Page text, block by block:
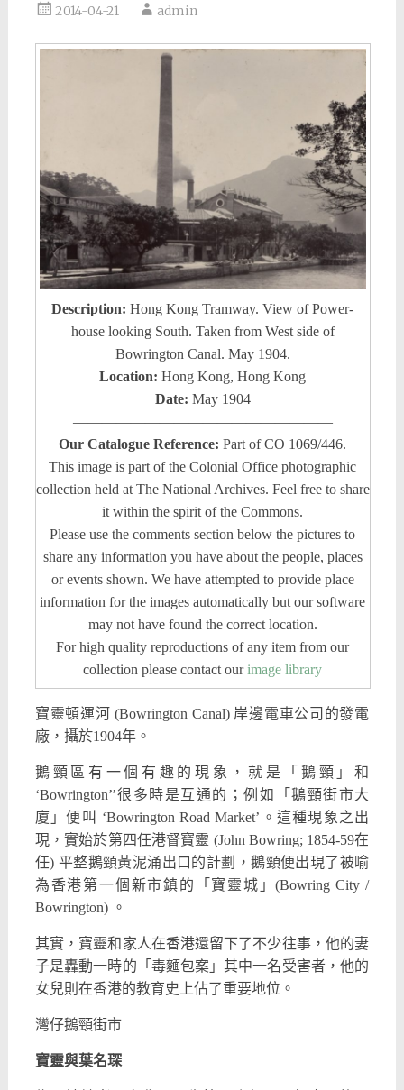
2014-04-21 admin
Description: Hong Kong Tramway. View of Power-
house looking South. Taken from West side of
Bowrington Canal. May 1904.
Location: Hong Kong, Hong Kong
Date: May 1904
——————————————————
Our Catalogue Reference: Part of CO 1069/446.
This image is part of the Colonial Office photographic
collection held at The National Archives. Feel free to share
it within the spirit of the Commons.
Please use the comments section below the pictures to
share any information you have about the people, places
or events shown. We have attempted to provide place
information for the images automatically but our software
may not have found the correct location.
For high quality reproductions of any item from our
collection please contact ourimage library
寶靈頓運河 (Bowrington Canal) 岸邊電車公司的發電
廠，攝於1904年。
鵝頸區有一個有趣的現象，就是「鵝頸」和
‘Bowrington’’很多時是互通的；例如「鵝頸街市大
廈」便叫 ‘Bowrington Road Market’。這種現象之出
現，實始於第四任港督寶靈 (John Bowring; 1854-59在
任) 平整鵝頸黃泥涌出口的計劃，鵝頸便出現了被喻
為香港第一個新市鎮的「寶靈城」(Bowring City /
Bowrington) 。
其實，寶靈和家人在香港還留下了不少往事，他的妻
子是轟動一時的「毒麵包案」其中一名受害者，他的
女兒則在香港的教育史上佔了重要地位。
灣仔鵝頸街市
寶靈與葉名琛